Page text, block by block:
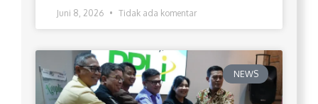
Juni 8, 2026 Tidak ada komentar
NEWS